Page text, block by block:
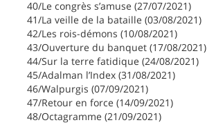
40/Le congrès s’amuse (27/07/2021)
41/La veille de la bataille (03/08/2021)
42/Les rois-démons (10/08/2021)
43/Ouverture du banquet (17/08/2021)
44/Sur la terre fatidique (24/08/2021)
45/Adalman l’Index (31/08/2021)
46/Walpurgis (07/09/2021)
47/Retour en force (14/09/2021)
48/Octagramme (21/09/2021)